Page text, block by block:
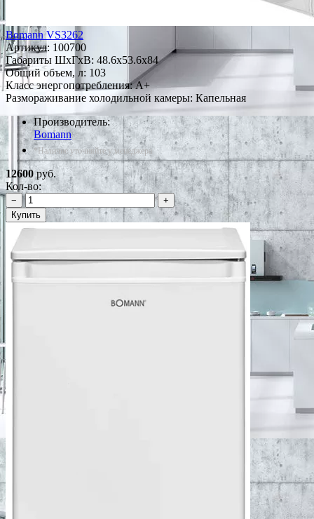
Bomann VS3262
Артикул: 100700
Габариты ШxГxВ: 48.6x53.6x84
Общий объем, л: 103
Класс энергопотребления: A+
Размораживание холодильной камеры: Капельная
Производитель:
Bomann
*Наличие уточняйте у менеджера
12600 руб.
Кол-во:
−
+
Купить